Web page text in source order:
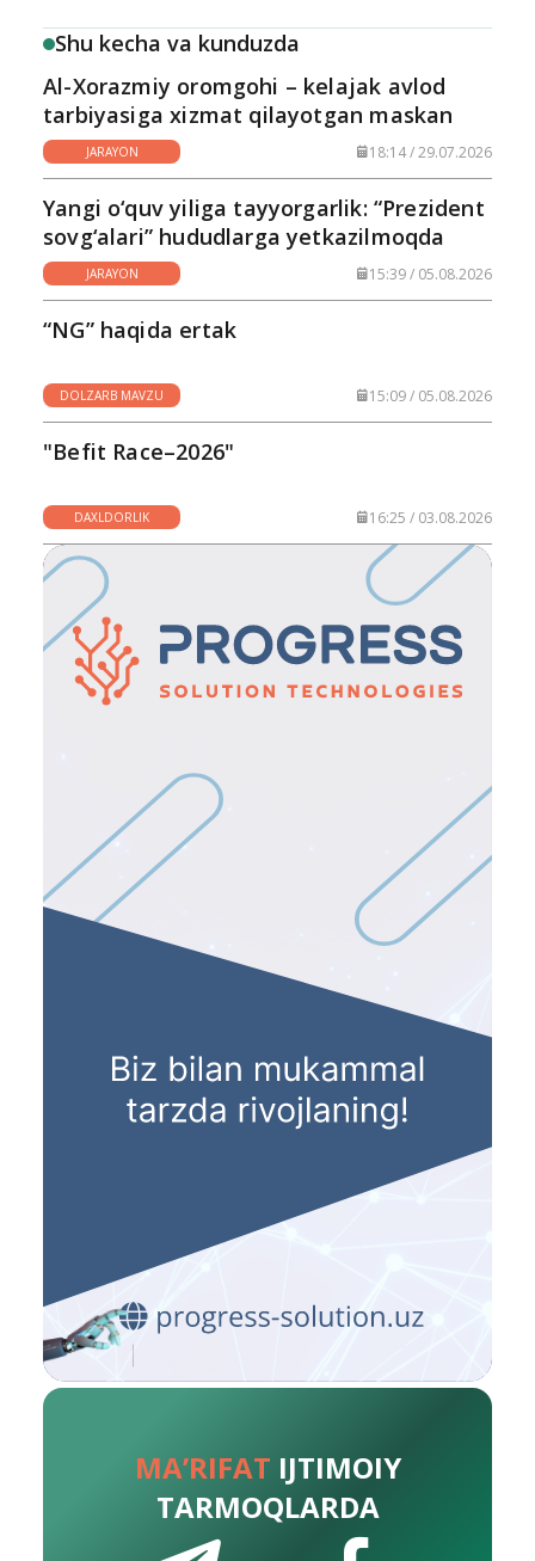
Shu kecha va kunduzda
Al-Xorazmiy oromgohi – kelajak avlod
tarbiyasiga xizmat qilayotgan maskan
JARAYON 18:14 / 29.07.2026
Yangi o‘quv yiliga tayyorgarlik: “Prezident
sovg‘alari” hududlarga yetkazilmoqda
JARAYON 15:39 / 05.08.2026
“NG” haqida ertak
DOLZARB MAVZU 15:09 / 05.08.2026
"Befit Race–2026"
DAXLDORLIK 16:25 / 03.08.2026
MA’RIFAT IJTIMOIY
TARMOQLARDA